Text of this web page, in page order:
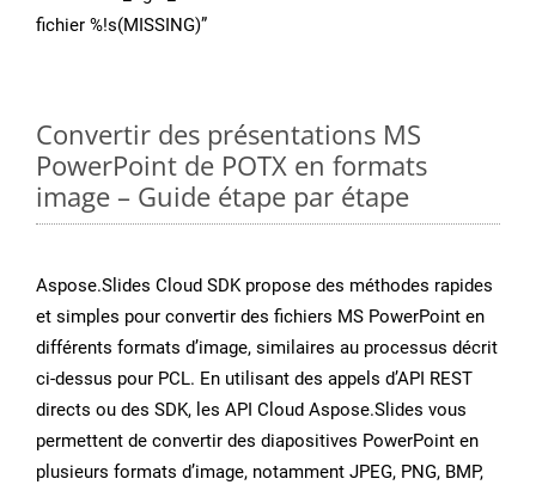
fichier %!s(MISSING)”
Convertir des présentations MS
PowerPoint de POTX en formats
image – Guide étape par étape
Aspose.Slides Cloud SDK propose des méthodes rapides
et simples pour convertir des fichiers MS PowerPoint en
différents formats d’image, similaires au processus décrit
ci-dessus pour PCL. En utilisant des appels d’API REST
directs ou des SDK, les API Cloud Aspose.Slides vous
permettent de convertir des diapositives PowerPoint en
plusieurs formats d’image, notamment JPEG, PNG, BMP,